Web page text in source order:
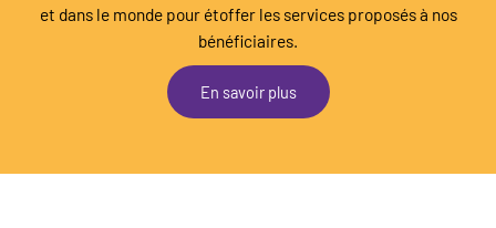
et dans le monde pour étoffer les services proposés à nos
bénéficiaires.
En savoir plus